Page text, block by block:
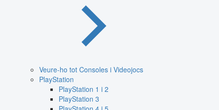
Veure-ho tot Consoles i Videojocs
PlayStation
PlayStation 1 i 2
PlayStation 3